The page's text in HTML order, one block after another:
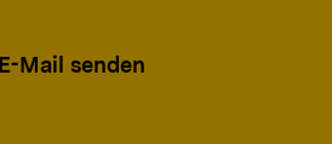
Mail senden